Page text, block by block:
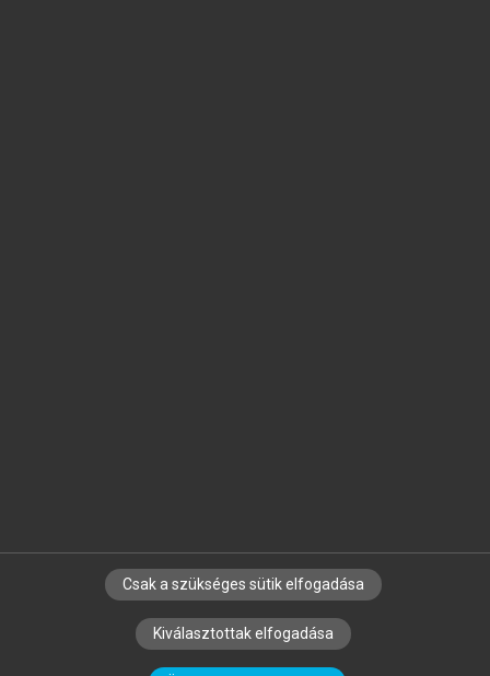
SZERZŐKNEK CÉGEKNEK KÖNYVTÁROSOKNAK
SZERKESZTÉSI ÉS LEKTORÁLÁSI ALAPELVEK
Csak a szükséges sütik elfogadása
Kiválasztottak elfogadása